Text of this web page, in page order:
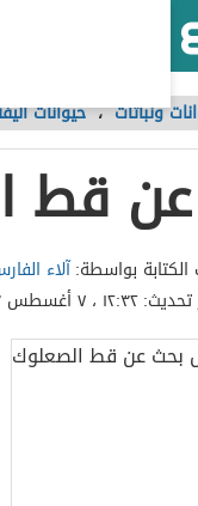
ونباتات،حيوانات
قط
بواسطة:آلاء
تحديث:١٢:٣٢ ، ٧ أغسطس ٢٠٢٣